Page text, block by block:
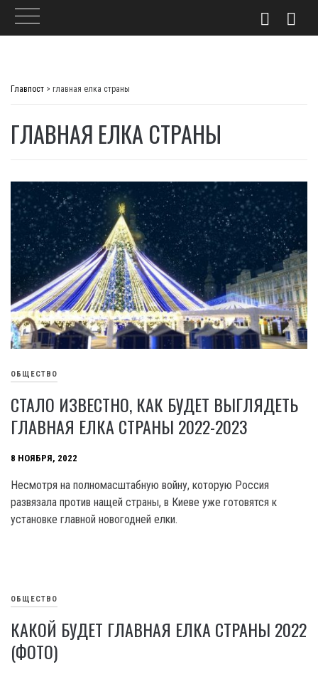
Главпост > главная елка страны
ГЛАВНАЯ ЕЛКА СТРАНЫ
ОБЩЕСТВО
СТАЛО ИЗВЕСТНО, КАК БУДЕТ ВЫГЛЯДЕТЬ
ГЛАВНАЯ ЕЛКА СТРАНЫ 2022-2023
8 НОЯБРЯ, 2022
Несмотря на полномасштабную войну, которую Россия
развязала против нащей страны, в Киеве уже готовятся к
установке главной новогодней елки.
ОБЩЕСТВО
КАКОЙ БУДЕТ ГЛАВНАЯ ЕЛКА СТРАНЫ 2022
(ФОТО)